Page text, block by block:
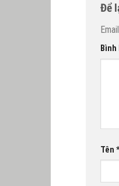
Để
Bình
Tên